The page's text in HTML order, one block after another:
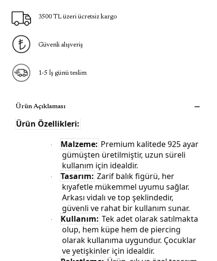
3500 TL üzeri ücretsiz kargo
Güvenli alışveriş
1-5 İş günü teslim
Ürün Açıklaması
Ürün Özellikleri:
· Malzeme: Premium kalitede 925 ayar
gümüşten üretilmiştir, uzun süreli
kullanım için idealdir.
· Tasarım: Zarif balık figürü, her
kıyafetle mükemmel uyumu sağlar.
Arkası vidalı ve top şeklindedir,
güvenli ve rahat bir kullanım sunar.
· Kullanım: Tek adet olarak satılmakta
olup, hem küpe hem de piercing
olarak kullanıma uygundur. Çocuklar
ve yetişkinler için idealdir.